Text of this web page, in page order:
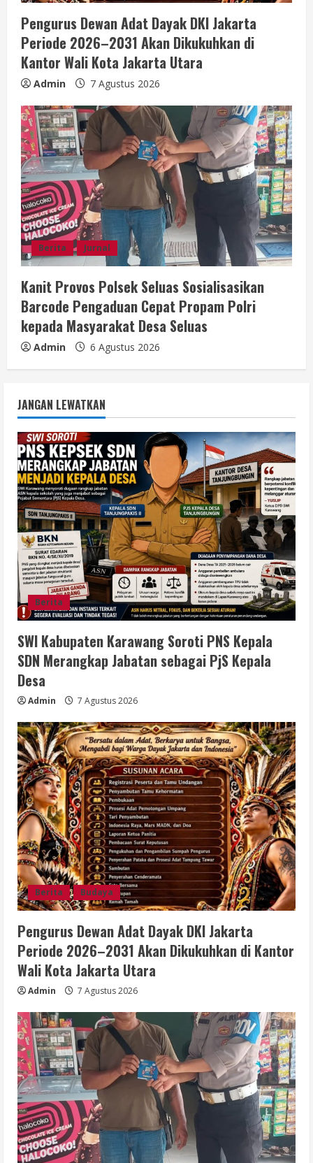
Pengurus Dewan Adat Dayak DKI Jakarta
Periode 2026–2031 Akan Dikukuhkan di
Kantor Wali Kota Jakarta Utara
Admin 7 Agustus 2026
Berita Jurnal
Kanit Provos Polsek Seluas Sosialisasikan
Barcode Pengaduan Cepat Propam Polri
kepada Masyarakat Desa Seluas
Admin 6 Agustus 2026
JANGAN LEWATKAN
Berita
SWI Kabupaten Karawang Soroti PNS Kepala
SDN Merangkap Jabatan sebagai PjS Kepala
Desa
Admin 7 Agustus 2026
Berita Budaya
Pengurus Dewan Adat Dayak DKI Jakarta
Periode 2026–2031 Akan Dikukuhkan di Kantor
Wali Kota Jakarta Utara
Admin 7 Agustus 2026